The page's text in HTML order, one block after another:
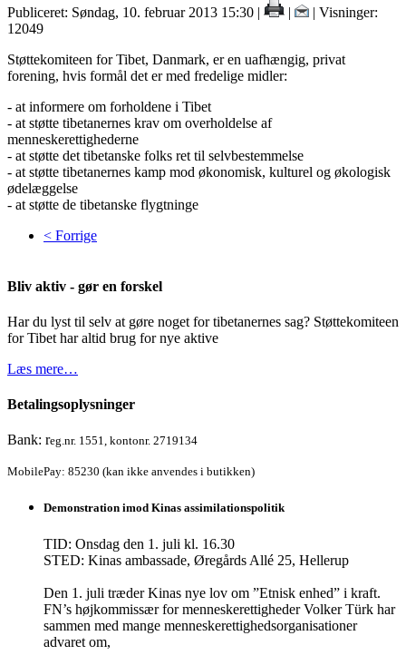
Publiceret: Søndag, 10. februar 2013 15:30 | |
| Visninger:
12049
Støttekomiteen for Tibet, Danmark, er en uafhængig, privat
forening, hvis formål det er med fredelige midler:
- at informere om forholdene i Tibet
- at støtte tibetanernes krav om overholdelse af
menneskerettighederne
- at støtte det tibetanske folks ret til selvbestemmelse
- at støtte tibetanernes kamp mod økonomisk, kulturel og økologisk
ødelæggelse
- at støtte de tibetanske flygtninge
< Forrige
Bliv aktiv - gør en forskel
Har du lyst til selv at gøre noget for tibetanernes sag? Støttekomiteen
for Tibet har altid brug for nye aktive
Læs mere…
Betalingsoplysninger
Bank: reg.nr. 1551, kontonr. 2719134
MobilePay: 85230 (kan ikke anvendes i butikken)
Demonstration imod Kinas assimilationspolitik
TID: Onsdag den 1. juli kl. 16.30
STED: Kinas ambassade, Øregårds Allé 25, Hellerup
Den 1. juli træder Kinas nye lov om ”Etnisk enhed” i kraft.
FN’s højkommissær for menneskerettigheder Volker Türk har
sammen med mange menneskerettighedsorganisationer
advaret om,